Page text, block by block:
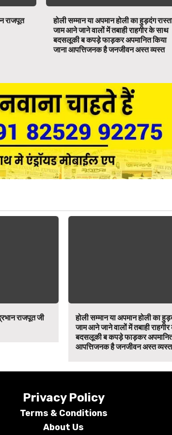
राजपूत
होली सम्मान या अपमान होली का हुड़दंग
जाम आने जाने वालों में तबाही राहगीर के साथ
बदसलूकी ब कपड़े फाड़कर अपमानित किया
जाना आपत्तिजनक है जनजीवन अस्त व्यस्त
राजपूत जी
होली सम्मान या अपमान होली का
जाम आने जाने वालों में तबाही
बदसलूकी ब कपड़े फाड़कर अपमानित
आपत्तिजनक है जनजीवन अस्त व्यस्त
Privacy Policy
Terms & Conditions
About Us